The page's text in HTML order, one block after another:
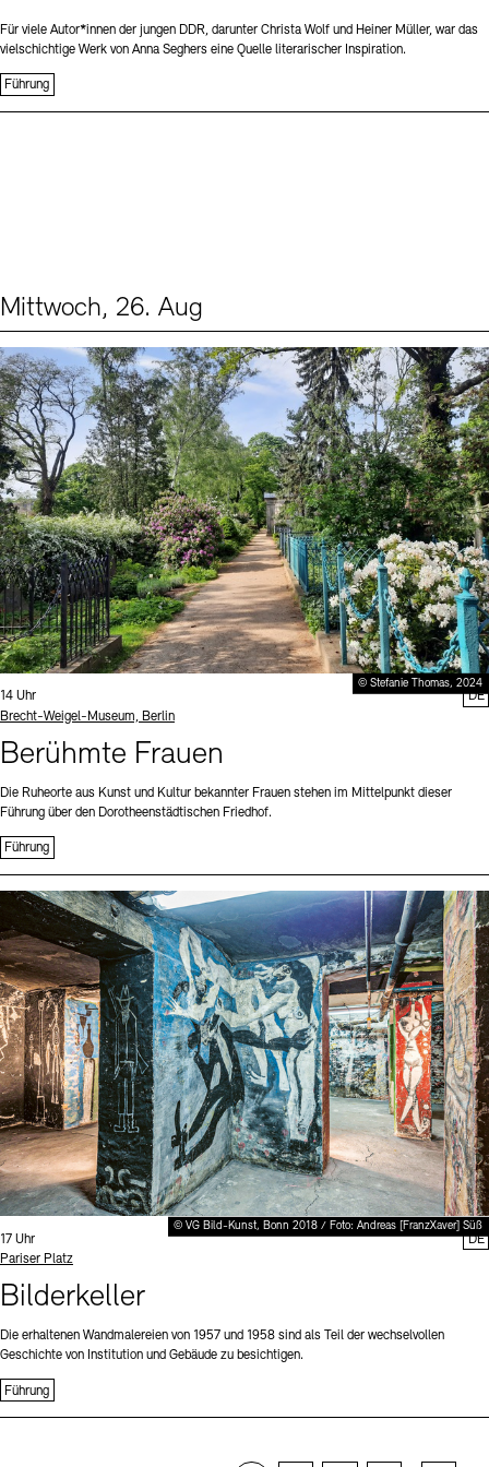
Für viele Autor*innen der jungen DDR, darunter Christa Wolf und Heiner Müller, war das
vielschichtige Werk von Anna Seghers eine Quelle literarischer Inspiration.
Führung
Mittwoch, 26. Aug
© Stefanie Thomas, 2024
Uhrzeit:
14 Uhr
Standort
Brecht-Weigel-Museum, Berlin
Berühmte Frauen
Die Ruheorte aus Kunst und Kultur bekannter Frauen stehen im Mittelpunkt dieser
Führung über den Dorotheenstädtischen Friedhof.
Führung
DE
© VG Bild-Kunst, Bonn 2018 / Foto: Andreas [FranzXaver] Süß
Uhrzeit:
17 Uhr
Standort
Pariser Platz
Bilderkeller
Die erhaltenen Wandmalereien von 1957 und 1958 sind als Teil der wechselvollen
Geschichte von Institution und Gebäude zu besichtigen.
Führung
DE